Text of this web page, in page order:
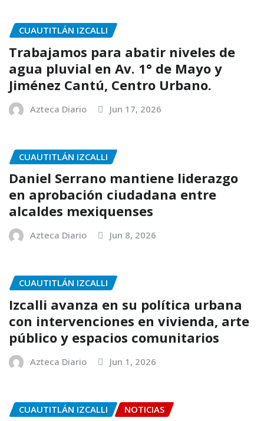
CUAUTITLÁN IZCALLI
Trabajamos para abatir niveles de
agua pluvial en Av. 1° de Mayo y
Jiménez Cantú, Centro Urbano.
Azteca Diario Jun 17, 2026
CUAUTITLÁN IZCALLI
Daniel Serrano mantiene liderazgo
en aprobación ciudadana entre
alcaldes mexiquenses
Azteca Diario Jun 8, 2026
CUAUTITLÁN IZCALLI
Izcalli avanza en su política urbana
con intervenciones en vivienda, arte
público y espacios comunitarios
Azteca Diario Jun 1, 2026
CUAUTITLÁN IZCALLI NOTICIAS